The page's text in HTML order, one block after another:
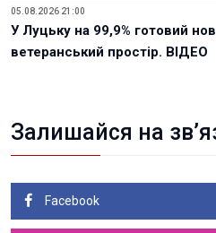
05.08.2026 21:00
У Луцьку на 99,9% готовий
ветеранський простір. ВІДЕО
Залишайся на
Facebook